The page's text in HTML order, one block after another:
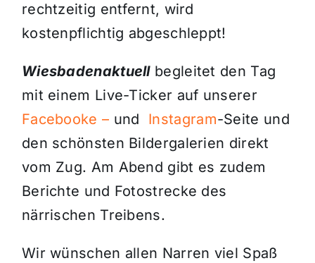
rechtzeitig entfernt, wird
kostenpflichtig abgeschleppt!
Wiesbadenaktuellbegleitet den Tag
mit einem Live-Ticker auf unserer
Facebooke – und Instagram-Seite und
den schönsten Bildergalerien direkt
vom Zug. Am Abend gibt es zudem
Berichte und Fotostrecke des
närrischen Treibens.
Wir wünschen allen Narren viel Spaß